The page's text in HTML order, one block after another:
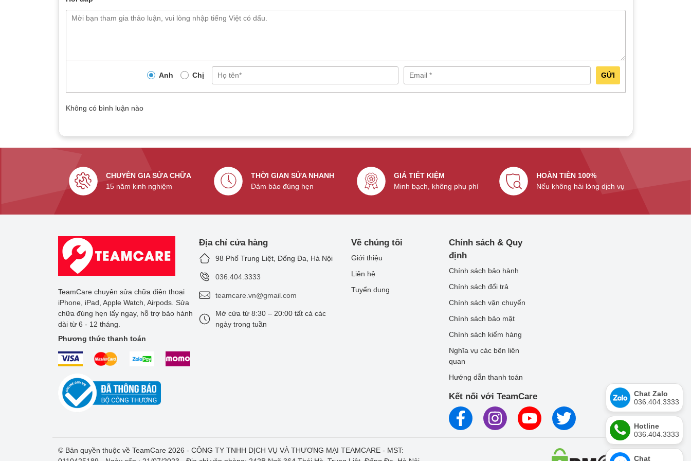
đối. Đồng thời, TeamCare nhận được nhiều đánh giá tích cực từ khách hàng về chất lượng dịch vụsửa iPadvà
thái độ phục vụ chuyên nghiệp.
Gỡ bỏ kính vỡ hoặc trầy xước một cách cẩn thận.
Bước 3: Vệ sinh màn hình:Làm sạch lớp hiển thị bên trong để đảm bảo không bụi bẩn, bọt khí.
Bước 4: Ép kính mới:Sử dụng công nghệ ép kính chân không hiện đại để lắp kính mới chính xác và bền
nghề cao, những lỗi này được hạn chế tối đa.
TeamCare nhận được nhiều đánh giá tích cực từ khách hàng về chất lượng dịch vụ
Anh Chị GỬI
Không có bình luận nào
CHUYÊN GIA SỬA CHỮA
15 năm kinh nghiệm
THỜI GIAN SỬA NHANH
Đảm bảo đúng hẹn
GIÁ TIẾT KIỆM
Minh bạch, không phụ phí
HOÀN TIỀN 100%
Nếu không hài lòng dịch vụ
TeamCare chuyên sửa chữa điện thoại
iPhone, iPad, Apple Watch, Airpods. Sửa
chữa đúng hẹn lấy ngay, hỗ trợ bảo hành
dài từ 6 - 12 tháng.
Phương thức thanh toán
Địa chỉ cửa hàng
98 Phố Trung Liệt, Đống Đa, Hà Nội
036.404.3333
teamcare.vn@gmail.com
Mở cửa từ 8:30 – 20:00 tất cả các
ngày trong tuần
Về chúng tôi
Giới thiệu
Liên hệ
Tuyển dụng
Chính sách & Quy
định
Chính sách bảo hành
Chính sách đổi trả
Chính sách vận chuyển
Chính sách bảo mật
Chính sách kiểm hàng
Nghĩa vụ các bên liên
quan
Hướng dẫn thanh toán
Kết nối với TeamCare
© Bản quyền thuộc về TeamCare 2026 - CÔNG TY TNHH DỊCH VỤ VÀ THƯƠNG MẠI TEAMCARE - MST:
Chat Zalo
036.404.3333
Hotline
036.404.3333
Chat